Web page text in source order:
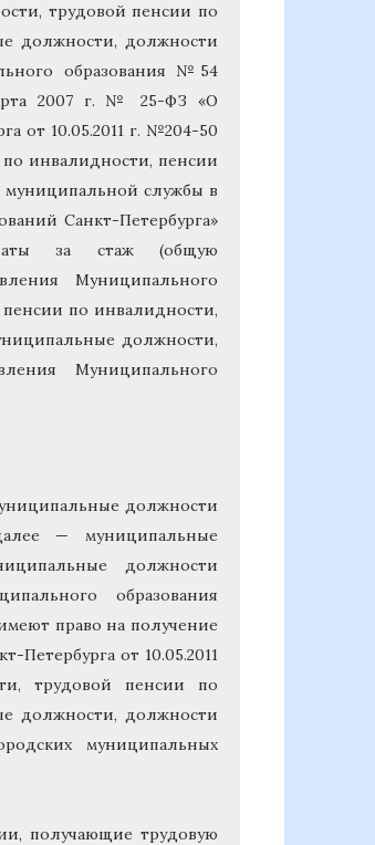
трудовой пенсии по
должности, должности
образования №54
2007 г. № 25-ФЗ «О
от 10.05.2011 г. №204-50
инвалидности, пенсии
службы в
Санкт-Петербурга»
за стаж (общую
Муниципального
по инвалидности,
должности,
Муниципального
должности
— муниципальные
должности
образования
право на получение
от 10.05.2011
трудовой пенсии по
должности, должности
муниципальных
получающие трудовую